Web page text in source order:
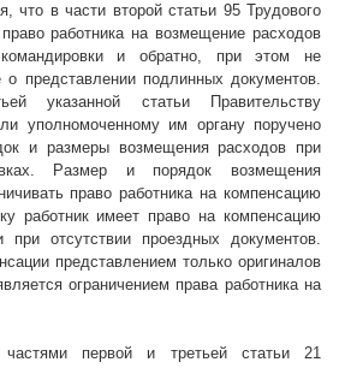
что в части второй статьи 95 Трудового
работника на возмещение расходов
и обратно, при этом не
о представлении подлинных документов.
указанной статьи Правительству
уполномоченному им органу поручено
и размеры возмещения расходов при
Размер и порядок возмещения
право работника на компенсацию
работник имеет право на компенсацию
отсутствии проездных документов.
представлением только оригиналов
ограничением права работника на
первой и третьей статьи 21